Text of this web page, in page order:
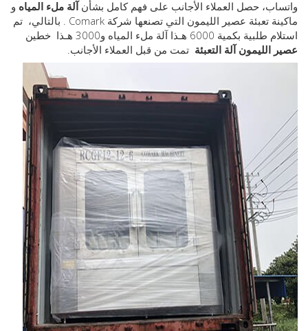
حصل العملاء الأجانب على فهم كامل بشأن آلة ملء المياه و
تعبئة عصير الليمونالتي تصنعها شركة Comark .بالتالي، تم
طلبية بكمية 6000
هـذاآلة ملء المياه و3000 هـذا خطين
الليمونآلة التعبئة تمت من قبل العملاء الأجانب.